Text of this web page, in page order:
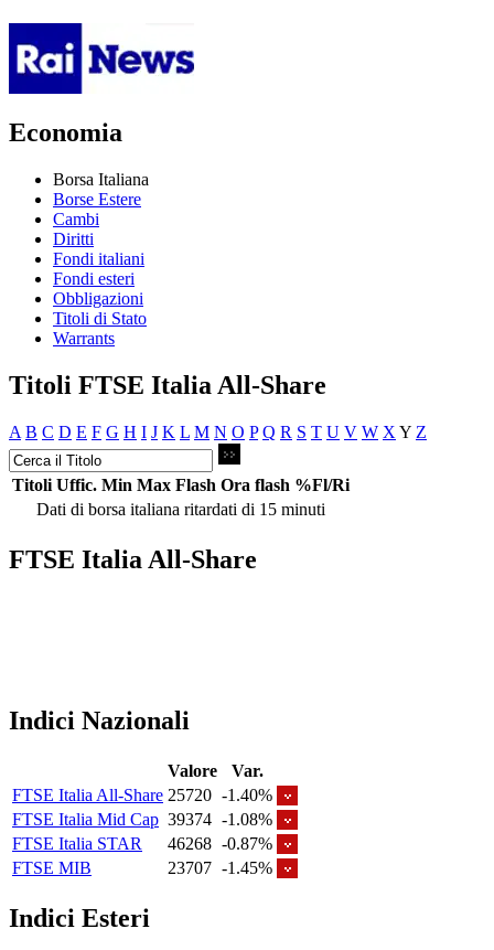
Economia
Borsa Italiana
Borse Estere
Cambi
Diritti
Fondi italiani
Fondi esteri
Obbligazioni
Titoli di Stato
Warrants
Titoli FTSE Italia All-Share
A B C D E F G H I J K L M N O P Q R S T U V W X Y Z
Titoli Uffic. Min Max Flash Ora flash %Fl/Ri
Dati di borsa italiana ritardati di 15 minuti
FTSE Italia All-Share
Indici Nazionali
Valore
Var.
FTSE Italia All-Share 25720 -1.40%
FTSE Italia Mid Cap 39374 -1.08%
FTSE Italia STAR
46268 -0.87%
FTSE MIB
23707 -1.45%
Indici Esteri